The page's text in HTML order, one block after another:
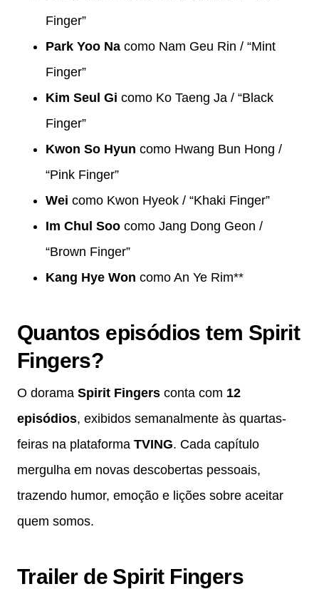
Finger”
Park Yoo Na como Nam Geu Rin / “Mint
Finger”
Kim Seul Gi como Ko Taeng Ja / “Black
Finger”
Kwon So Hyun como Hwang Bun Hong /
“Pink Finger”
Wei como Kwon Hyeok / “Khaki Finger”
Im Chul Soo como Jang Dong Geon /
“Brown Finger”
Kang Hye Won como An Ye Rim**
Quantos episódios tem Spirit
Fingers?
O dorama Spirit Fingers conta com 12
episódios, exibidos semanalmente às quartas-
feiras na plataforma TVING. Cada capítulo
mergulha em novas descobertas pessoais,
trazendo humor, emoção e lições sobre aceitar
quem somos.
Trailer de Spirit Fingers